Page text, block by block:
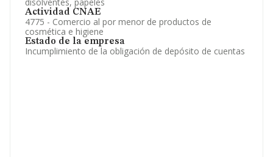
Actividad CNAE
4775 - Comercio al por menor de productos de
cosmética e higiene
Estado de la empresa
Incumplimiento de la obligación de depósito de cuentas